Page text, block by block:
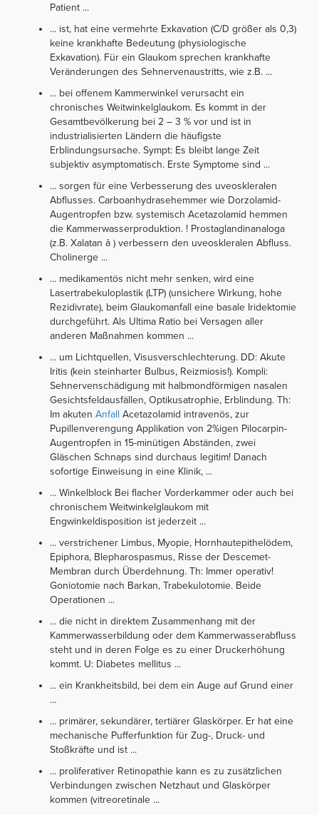
Patient ...
... ist, hat eine vermehrte Exkavation (C/D größer als 0,3)
keine krankhafte Bedeutung (physiologische
Exkavation). Für ein Glaukom sprechen krankhafte
Veränderungen des Sehnervenaustritts, wie z.B. ...
... bei offenem Kammerwinkel verursacht ein
chronisches Weitwinkelglaukom. Es kommt in der
Gesamtbevölkerung bei 2 – 3 % vor und ist in
industrialisierten Ländern die häufigste
Erblindungsursache. Sympt: Es bleibt lange Zeit
subjektiv asymptomatisch. Erste Symptome sind ...
... sorgen für eine Verbesserung des uveoskleralen
Abflusses. Carboanhydrasehemmer wie Dorzolamid-
Augentropfen bzw. systemisch Acetazolamid hemmen
die Kammerwasserproduktion. ! Prostaglandinanaloga
(z.B. Xalatan â ) verbessern den uveoskleralen Abfluss.
Cholinerge ...
... medikamentös nicht mehr senken, wird eine
Lasertrabekuloplastik (LTP) (unsichere Wirkung, hohe
Rezidivrate), beim Glaukomanfall eine basale Iridektomie
durchgeführt. Als Ultima Ratio bei Versagen aller
anderen Maßnahmen kommen ...
... um Lichtquellen, Visusverschlechterung. DD: Akute
Iritis (kein steinharter Bulbus, Reizmiosis!). Kompli:
Sehnervenschädigung mit halbmondförmigen nasalen
Gesichtsfeldausfällen, Optikusatrophie, Erblindung. Th:
Im akuten Anfall Acetazolamid intravenös, zur
Pupillenverengung Applikation von 2%igen Pilocarpin-
Augentropfen in 15-minütigen Abständen, zwei
Gläschen Schnaps sind durchaus legitim! Danach
sofortige Einweisung in eine Klinik, ...
... Winkelblock Bei flacher Vorderkammer oder auch bei
chronischem Weitwinkelglaukom mit
Engwinkeldisposition ist jederzeit ...
... verstrichener Limbus, Myopie, Hornhautepithelödem,
Epiphora, Blepharospasmus, Risse der Descemet-
Membran durch Überdehnung. Th: Immer operativ!
Goniotomie nach Barkan, Trabekulotomie. Beide
Operationen ...
... die nicht in direktem Zusammenhang mit der
Kammerwasserbildung oder dem Kammerwasserabfluss
steht und in deren Folge es zu einer Druckerhöhung
kommt. U: Diabetes mellitus ...
... ein Krankheitsbild, bei dem ein Auge auf Grund einer
...
... primärer, sekundärer, tertiärer Glaskörper. Er hat eine
mechanische Pufferfunktion für Zug-, Druck- und
Stoßkräfte und ist ...
... proliferativer Retinopathie kann es zu zusätzlichen
Verbindungen zwischen Netzhaut und Glaskörper
kommen (vitreoretinale ...